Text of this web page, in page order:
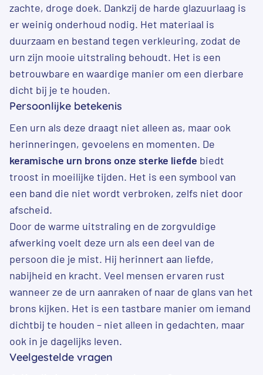
zachte, droge doek. Dankzij de harde glazuurlaag is
er weinig onderhoud nodig. Het materiaal is
duurzaam en bestand tegen verkleuring, zodat de
urn zijn mooie uitstraling behoudt. Het is een
betrouwbare en waardige manier om een dierbare
dicht bij je te houden.
Persoonlijke betekenis
Een urn als deze draagt niet alleen as, maar ook
herinneringen, gevoelens en momenten. De
keramische urn brons onze sterke liefde biedt
troost in moeilijke tijden. Het is een symbool van
een band die niet wordt verbroken, zelfs niet door
afscheid.
Door de warme uitstraling en de zorgvuldige
afwerking voelt deze urn als een deel van de
persoon die je mist. Hij herinnert aan liefde,
nabijheid en kracht. Veel mensen ervaren rust
wanneer ze de urn aanraken of naar de glans van het
brons kijken. Het is een tastbare manier om iemand
dichtbij te houden – niet alleen in gedachten, maar
ook in je dagelijks leven.
Veelgestelde vragen